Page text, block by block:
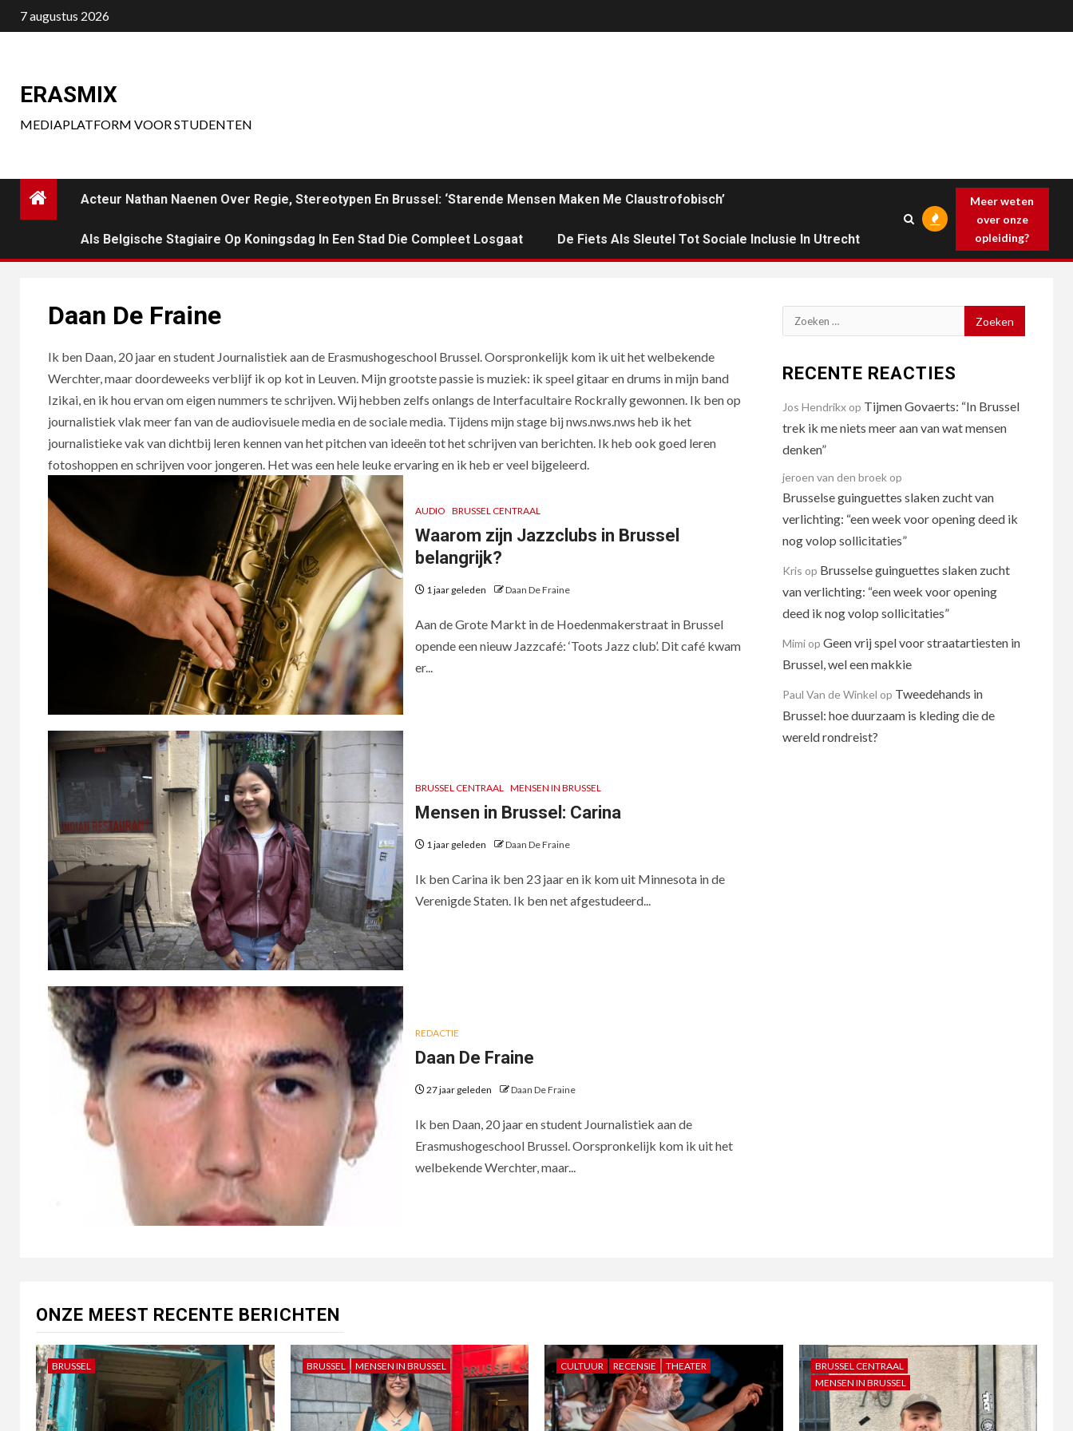
naar
7 augustus 2026
ERASMIX
MEDIAPLATFORM VOOR STUDENTEN
Acteur Nathan Naenen Over Regie, Stereotypen En Brussel: ‘Starende Mensen Maken Me Claustrofobisch’
Als Belgische Stagiaire Op Koningsdag In Een Stad Die Compleet Losgaat De Fiets Als Sleutel Tot Sociale Inclusie In Utrecht
Meer weten
over onze
opleiding?
Daan De Fraine
Ik ben Daan, 20 jaar en student Journalistiek aan de Erasmushogeschool Brussel. Oorspronkelijk kom ik uit het welbekende
Werchter, maar doordeweeks verblijf ik op kot in Leuven. Mijn grootste passie is muziek: ik speel gitaar en drums in mijn band
Izikai, en ik hou ervan om eigen nummers te schrijven. Wij hebben zelfs onlangs de Interfacultaire Rockrally gewonnen. Ik ben op
journalistiek vlak meer fan van de audiovisuele media en de sociale media. Tijdens mijn stage bij nws.nws.nws heb ik het
journalistieke vak van dichtbij leren kennen van het pitchen van ideeën tot het schrijven van berichten. Ik heb ook goed leren
fotoshoppen en schrijven voor jongeren. Het was een hele leuke ervaring en ik heb er veel bijgeleerd.
AUDIO BRUSSEL CENTRAAL
Waarom zijn Jazzclubs in Brussel
belangrijk?
1 jaar geleden Daan De Fraine
Aan de Grote Markt in de Hoedenmakerstraat in Brussel
opende een nieuw Jazzcafé: ‘Toots Jazz club’. Dit café kwam
er...
BRUSSEL CENTRAAL MENSEN IN BRUSSEL
Mensen in Brussel: Carina
1 jaar geleden Daan De Fraine
Ik ben Carina ik ben 23 jaar en ik kom uit Minnesota in de
Verenigde Staten. Ik ben net afgestudeerd...
REDACTIE
Daan De Fraine
27 jaar geleden Daan De Fraine
Ik ben Daan, 20 jaar en student Journalistiek aan de
Erasmushogeschool Brussel. Oorspronkelijk kom ik uit het
welbekende Werchter, maar...
Zoeken
naar:
RECENTE REACTIES
Jos Hendrikxop Tijmen Govaerts: “In Brussel
trek ik me niets meer aan van wat mensen
denken”
jeroen van den broekop
Brusselse guinguettes slaken zucht van
verlichting: “een week voor opening deed ik
nog volop sollicitaties”
Kris op Brusselse guinguettes slaken zucht
van verlichting: “een week voor opening
deed ik nog volop sollicitaties”
Mimiop Geen vrij spel voor straatartiesten in
Brussel, wel een makkie
Paul Van de Winkel op Tweedehands in
Brussel: hoe duurzaam is kleding die de
wereld rondreist?
ONZE MEEST RECENTE BERICHTEN
BRUSSEL BRUSSEL MENSEN IN BRUSSEL CULTUUR RECENSIE THEATER
BRUSSEL CENTRAAL
MENSEN IN BRUSSEL